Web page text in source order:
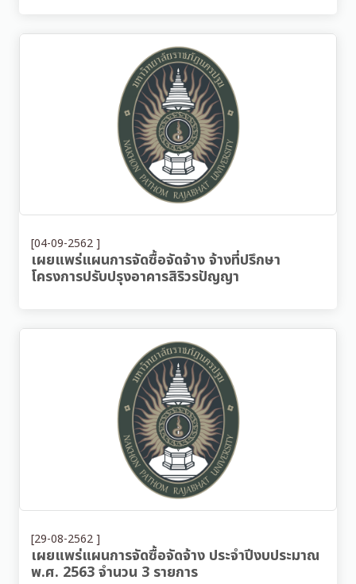
[04-09-2562 ]
เผยแพร่แผนการจัดซื้อจัดจ้าง จ้างที่ปรึกษา
โครงการปรับปรุงอาคารสิริวรปัญญา
[29-08-2562 ]
เผยแพร่แผนการจัดซื้อจัดจ้าง ประจำปีงบประมาณ
พ.ศ. 2563 จำนวน 3 รายการ